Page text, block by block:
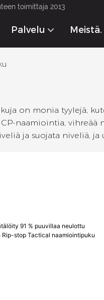
toimittaja 2013
Palvelu Meistä.
on monia tyylejä,
CP-naamiointia,
ja suojata niveliä, ja